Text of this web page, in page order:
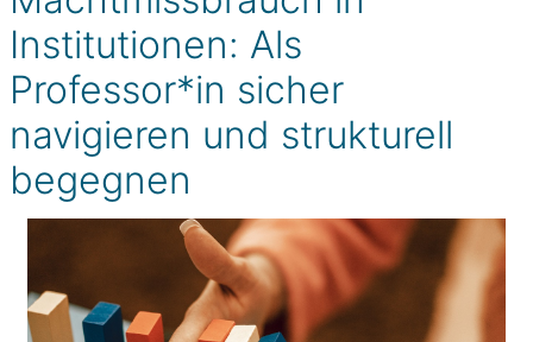
Institutionen: Als
Professor*in sicher
navigieren und strukturell
begegnen